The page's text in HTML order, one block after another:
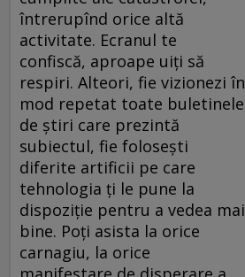
întrerupînd orice altă
activitate. Ecranul te
confiscă, aproape uiți să
respiri. Alteori, fie vizionezi în
mod repetat toate buletinele
de știri care prezintă
subiectul, fie folosești
diferite artificii pe care
tehnologia ți le pune la
dispoziție pentru a vedea mai
bine. Poți asista la orice
carnagiu, la orice